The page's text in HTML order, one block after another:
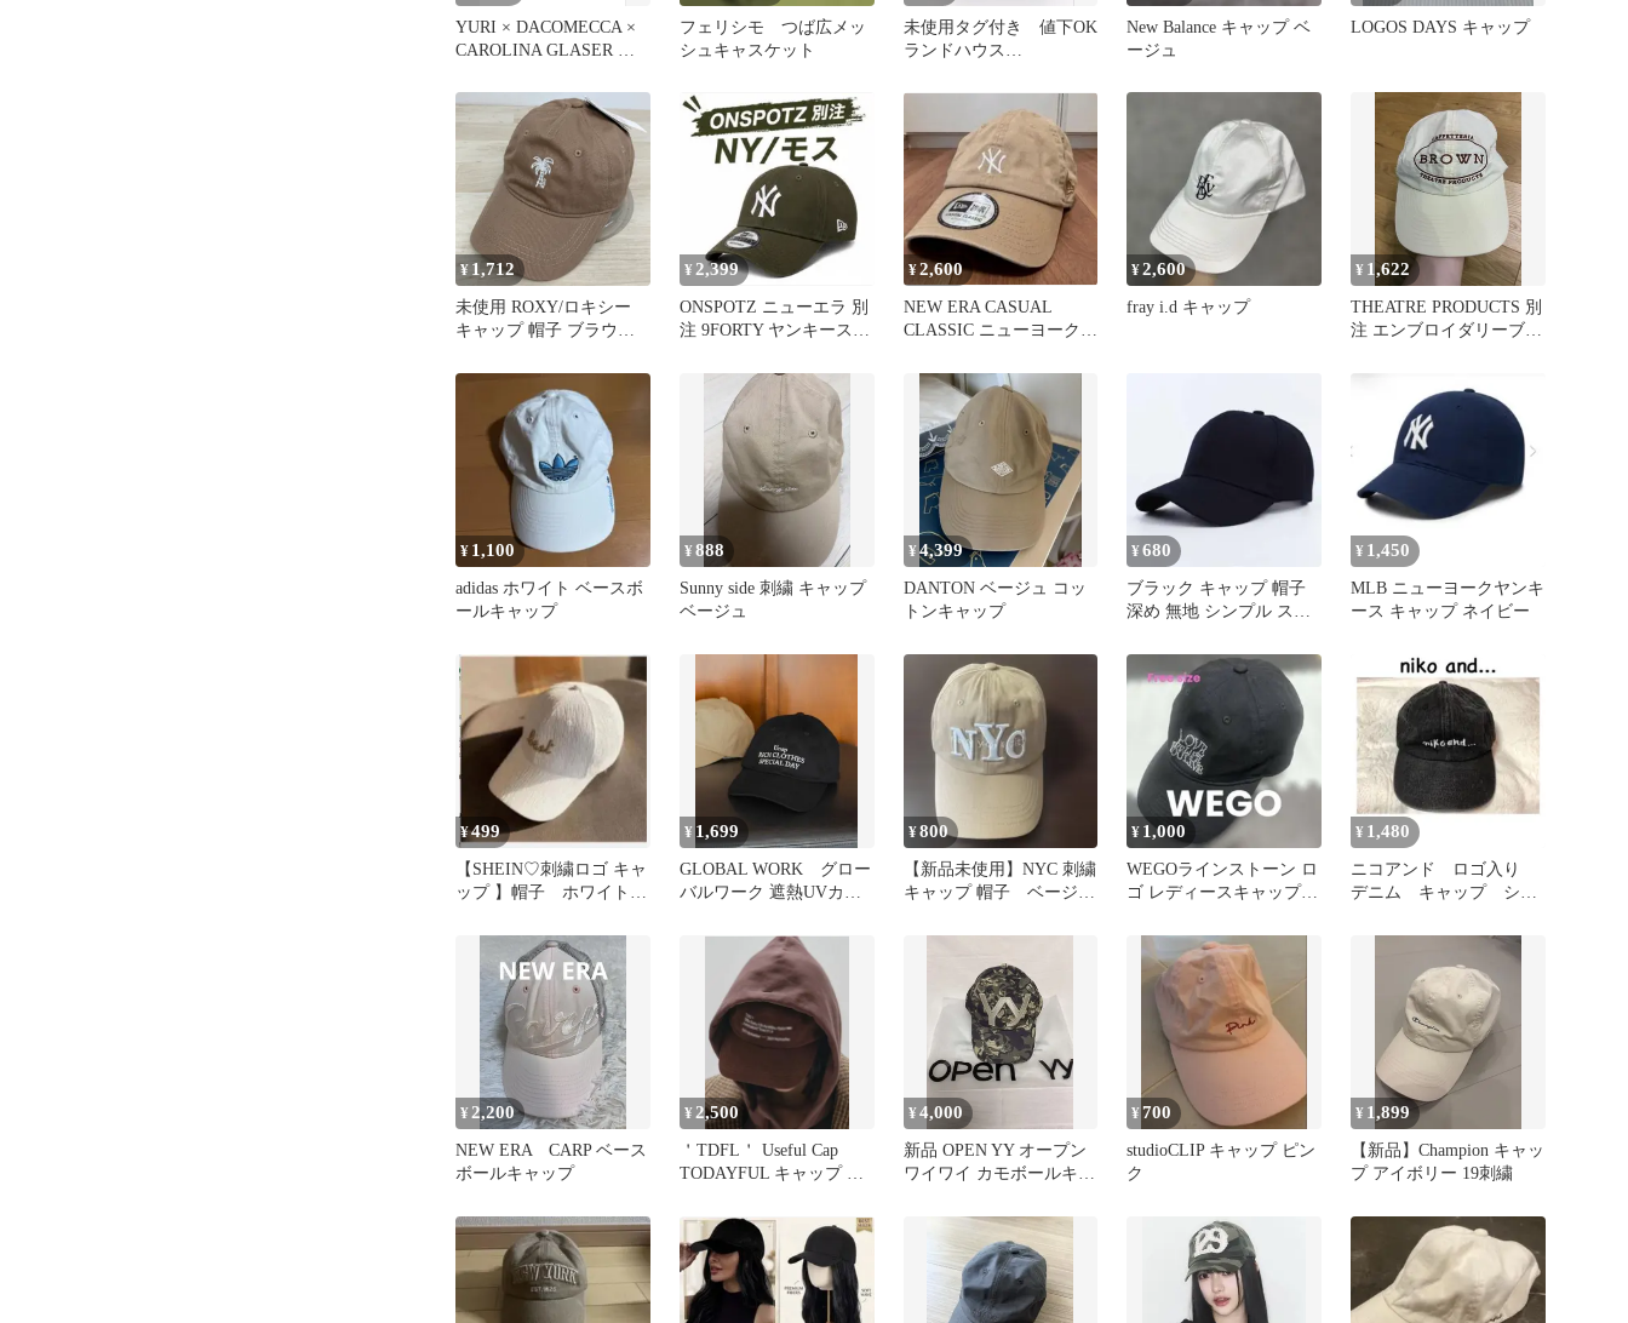
YURI × DACOMECCA ×
CAROLINA GLASER キ
フェリシモ つば広メッ
シュキャスケット
未使用タグ付き 値下OK
ランドハウス
帽子 グリーン
New Balance キャップ ベ
ージュ
LOGOS DAYS キャップ
¥ 1,712
未使用 ROXY/ロキシー
キャップ 帽子 ブラウン
の木 刺繍 ロゴ レディー
ス/ガールズ[OL01127]
¥ 2,399
ONSPOTZ ニューエラ 別
注 9FORTY ヤンキース
¥2,600
NEW ERA CASUAL
CLASSIC ニューヨークヤ
¥2,600
fray i.d キャップ
¥ 1,622
THEATRE PRODUCTS 別
注 エンブロイダリーブラ
¥ 1,100
adidas ホワイト ベースボ
ールキャップ
¥888
Sunny side 刺繍 キャップ
ベージュ
¥4,399
DANTON ベージュ コッ
トンキャップ
¥680
ブラック キャップ 帽子
深め 無地 シンプル スポ
策
¥ 1,450
MLB ニューヨークヤンキ
ース キャップ ネイビー
¥499
【SHEIN♡刺繍ロゴ キャ
ップ 】帽子 ホワイト
¥ 1,699
GLOBAL WORK グロー
バルワーク 遮熱UVカッ
¥800
【新品未使用】NYC 刺繍
キャップ 帽子 ベージ
供 大人
¥ 1,000
WEGOラインストーン ロ
ゴ レディースキャップ
¥ 1,480
ニコアンド ロゴ入り
デニム キャップ シャ
¥2,200
NEW ERA CARP ベース
ボールキャップ
¥2,500
＇TDFL＇ Useful Cap
TODAYFUL キャップ ブ
¥4,000
新品 OPEN YY オープン
ワイワイ カモボールキャ
¥700
studioCLIP キャップ ピン
ク
¥ 1,899
【新品】Champion キャッ
プ アイボリー 19刺繍